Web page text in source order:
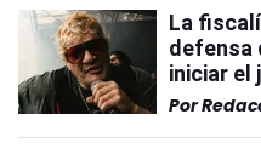
La
defensa
iniciar el
Por